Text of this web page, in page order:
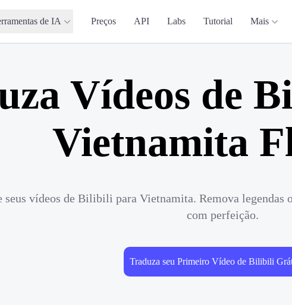
de IA Preços API Labs Tutorial Mais
Vídeos de
Vietnamita
seus vídeos de Bilibili para Vietnamita. Remova legendas
com perfeição.
Traduza seu Primeiro Vídeo de Bilibili